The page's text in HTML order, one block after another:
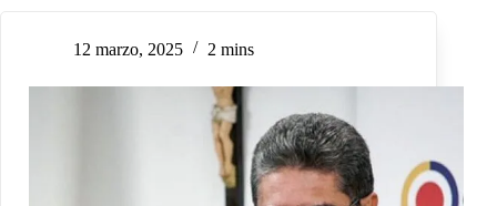
12 marzo, 2025 2 mins